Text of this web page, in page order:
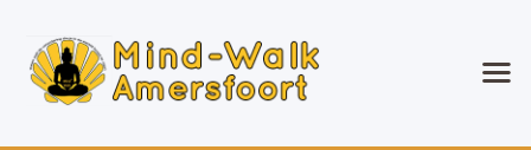
Mind-Walk Amersfoort